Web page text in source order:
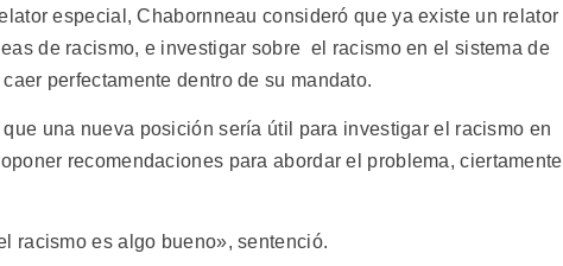
especial, Chabornneau consideró que ya existe un relator
de racismo, e investigar sobre el racismo en el sistema de
perfectamente dentro de su mandato.
una nueva posición sería útil para investigar el racismo en
recomendaciones para abordar el problema, ciertamente
racismo es algo bueno», sentenció.